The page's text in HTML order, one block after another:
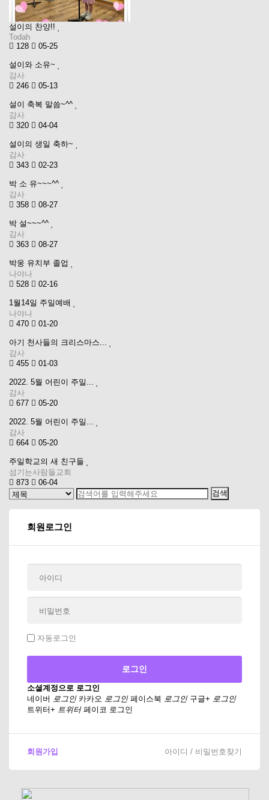
설이의 찬양!!
Todah
128
05-25
설이와 소유~
감사
246
05-13
설이 축복 말씀~^^
감사
320
04-04
설이의 생일 축하~
감사
343
02-23
박 소 유~~~^^
감사
358
08-27
박 설~~~^^
감사
363
08-27
박웅 유치부 졸업
나야나
528
02-16
1월14일 주일예배
나야나
470
01-20
아기 천사들의 크리스마스...
감사
455
01-03
2022. 5월 어린이 주일...
감사
677
05-20
2022. 5월 어린이 주일...
감사
664
05-20
주일학교의 새 친구들
섬기는사람들교회
873
06-04
회원로그인
자동로그인
소셜계정으로 로그인
네이버 로그인 카카오 로그인 페이스북 로그인 구글+ 로그인
트위터+ 트위터 페이코 로그인
회원가입 아이디 / 비밀번호찾기